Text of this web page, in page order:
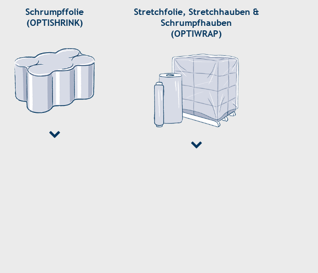
Schrumpffolie
(OPTISHRINK)
Stretchfolie, Stretchhauben &
Schrumpfhauben
(OPTIWRAP)